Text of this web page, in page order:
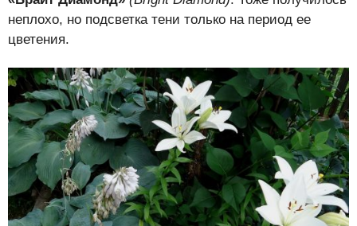
неплохо, но подсветка тени только на период ее
цветения.